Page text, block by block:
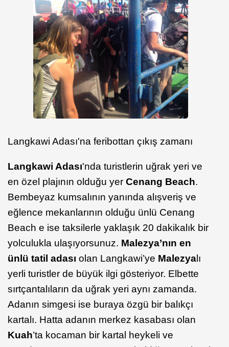
Langkawi Adası'na feribottan çıkış zamanı
Langkawi Adası'nda turistlerin uğrak yeri ve
en özel plajının olduğu yer Cenang Beach.
Bembeyaz kumsalının yanında alışveriş ve
eğlence mekanlarının olduğu ünlü Cenang
Beach e ise taksilerle yaklaşık 20 dakikalık bir
yolculukla ulaşıyorsunuz. Malezya’nın en
ünlü tatil adası olan Langkawi’ye Malezyalı
yerli turistler de büyük ilgi gösteriyor. Elbette
sırtçantalıların da uğrak yeri aynı zamanda.
Adanın simgesi ise buraya özgü bir balıkçı
kartalı. Hatta adanın merkez kasabası olan
Kuah’ta kocaman bir kartal heykeli ve